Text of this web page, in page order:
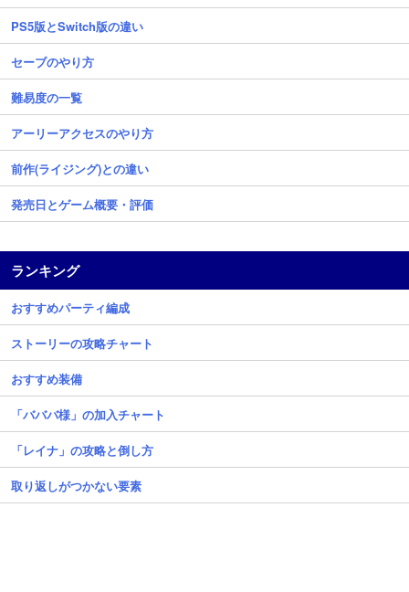
PS5版とSwitch版の違い
セーブのやり方
難易度の一覧
アーリーアクセスのやり方
前作(ライジング)との違い
発売日とゲーム概要・評価
ランキング
おすすめパーティ編成
ストーリーの攻略チャート
おすすめ装備
「バババ様」の加入チャート
「レイナ」の攻略と倒し方
取り返しがつかない要素